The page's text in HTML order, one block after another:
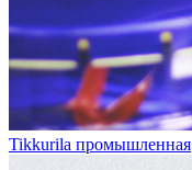
Tikkurila промышленная